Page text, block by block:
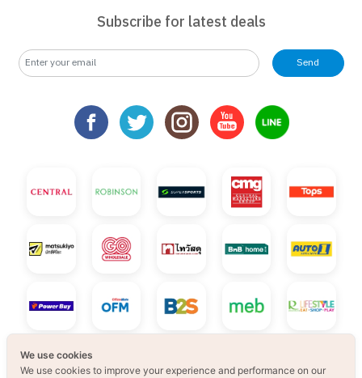
Subscribe for latest deals
Send
We use cookies
We use cookies to improve your experience and performance on our